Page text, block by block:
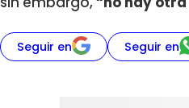
Seguir en Seguir en